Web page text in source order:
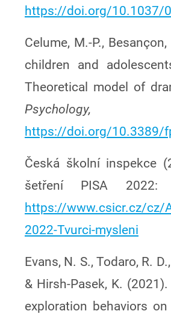
https://doi.org/10.1037/
Celume, M.-P.,
children and
Theoretical model of
https://doi.org/10.3389/
Česká školní inspekce
šetření PISA 2022:
https://www.csicr.cz/cz/
2022-Tvurci-mysleni
Evans, N. S., Todaro, R.
& Hirsh-Pasek, K.
exploration behaviors